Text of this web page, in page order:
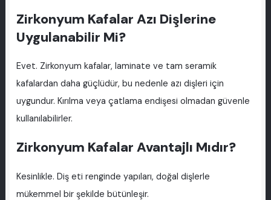
Zirkonyum Kafalar Azı Dişlerine
Uygulanabilir Mi?
Evet. Zirkonyum kafalar, laminate ve tam seramik
kafalardan daha güçlüdür, bu nedenle azı dişleri için
uygundur. Kırılma veya çatlama endişesi olmadan güvenle
kullanılabilirler.
Zirkonyum Kafalar Avantajlı Mıdır?
Kesinlikle. Diş eti renginde yapıları, doğal dişlerle
mükemmel bir şekilde bütünleşir.